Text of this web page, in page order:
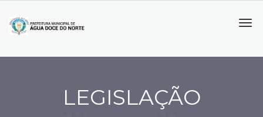
LEGISLAÇÃO